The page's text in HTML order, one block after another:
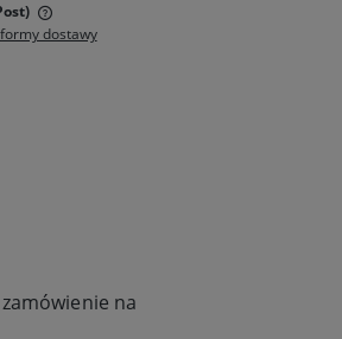
dostawy
na